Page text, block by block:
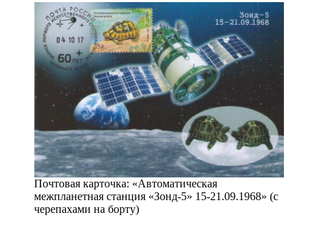
Почтовая карточка: «Автоматическая
межпланетная станция «Зонд-5» 15-21.09.1968» (с
черепахами на борту)